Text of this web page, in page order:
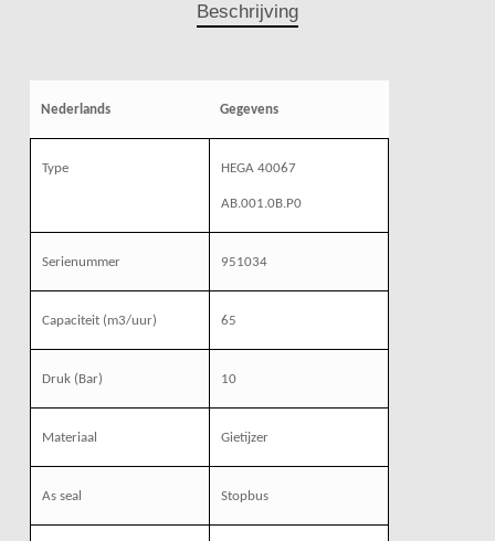
Beschrijving
Nederlands Gegevens
Type HEGA 40067
AB.001.0B.P0
Serienummer 951034
Capaciteit (m3/uur) 65
Druk (Bar) 10
Materiaal Gietijzer
As seal Stopbus